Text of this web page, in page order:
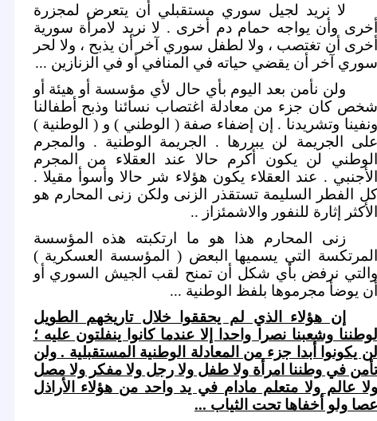
لا نريد لجيل سوري مستقبلي أن يتعرض لمجزرة
أخرى وأن يواجه حمام دم أخرى . لا نريد لامرأة سورية
أخرى أن تغتصب ، ولا لطفل سوري آخر أن يذبح ، ولا لحر
سوري آخر أن يقضي حياته في المنافي أو في الزنازين ...
ولن نأمن بعد اليوم بأي حال لأي مؤسسة أو هيئة أو
شخص كان جزء من معادلة اغتصاب نسائنا وذبح أطفالنا
ونفينا وتشريدنا . إن إضفاء صفة ( الوطني ) و ( الوطنية )
على الجريمة لن يبررها . الجريمة الوطنية . والمجرم
الوطني لن يكون أكرم حالا عند العقلاء من المجرم
الأجنبي . عند العقلاء يكون هؤلاء شر حالا وأسوأ مقيلا .
كل الفطر السليمة تستقذر الزنى ولكن زنى المحارم هو
الأكثر إثارة للنفور والاشمئزاز ..
زنى المحارم هذا هو ما ارتكبته هذه المؤسسة
المرتكسة التي يسميها البعض ( المؤسسة العسكرية )
والتي نرفض بأي شكل أن تمنح لقب الجيش السوري أو
أن يوضأ مجرموها بلفظ الوطنية ...
إن هؤلاء الذي لم يحققوا خلال تاريخهم الطويل
لوطننا وشعبنا نصرا واحدا إلا عندما كانوا ينفلتون عليه ؛
لن يكونوا أبدا جزء من المعادلة الوطنية المستقبلية . ولن
تأمن في وطننا امرأة ولا طفل ولا رجل ولا مفكر ولا مصل
ولا عالم ولا متعلم مادام في يد واحد من هؤلاء الأراذل
عصا ولو أخفاها تحت الثياب ...